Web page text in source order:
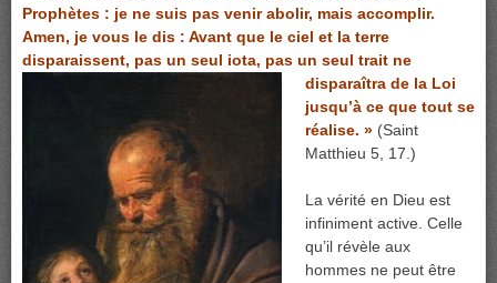
Prophètes : je ne suis pas venir abolir, mais accomplir.
Amen, je vous le dis : Avant que le ciel et la terre
disparaissent, pas un seul iota, pas un seul trait ne
disparaîtra de la Loi
jusqu’à ce que tout se
réalise. » (Saint
Matthieu 5, 17.)
La vérité en Dieu est
infiniment active. Celle
qu’il révèle aux
hommes ne peut être